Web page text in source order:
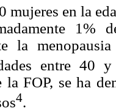
mujeres en la
la
entre 40
la FOP, se ha
4.